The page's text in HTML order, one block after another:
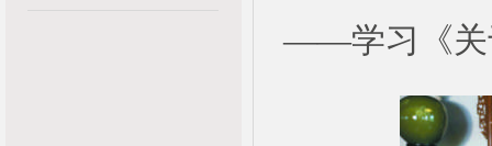
——学习《关